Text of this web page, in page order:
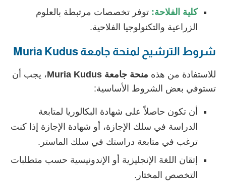
كلية الفلاحة: توفر تخصصات مرتبطة بالعلوم
الزراعية والتكنولوجيا الفلاحية.
شروط الترشيح لمنحة جامعة Muria Kudus
للاستفادة من هذه منحة جامعة Muria Kudus
، يجب أن
تستوفي بعض الشروط الأساسية:
أن تكون حاصلاً على شهادة البكالوريا لمتابعة
الدراسة في سلك الإجازة، أو شهادة الإجازة إذا كنت
ترغب في متابعة دراستك في سلك الماستر.
إتقان اللغة الإنجليزية أو الإندونيسية حسب متطلبات
التخصص المختار.